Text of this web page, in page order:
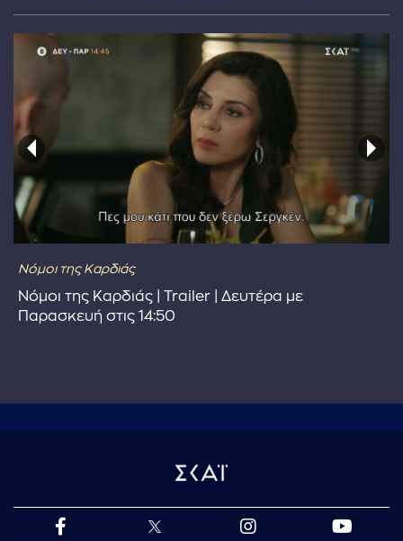
Νόμοι της Καρδιάς
Νόμοι της Καρδιάς | Trailer | Δευτέρα με
Παρασκευή στις 14:50